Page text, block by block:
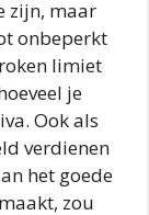
zijn, maar
onbeperkt
limiet
je
Ook als
verdienen
het goede
zou